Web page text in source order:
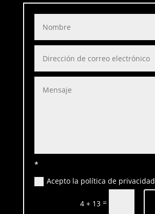
*
Acepto la política de privacidad
4 + 13 =